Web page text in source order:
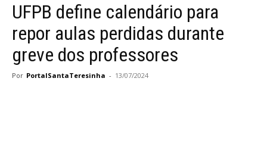
UFPB define calendário para
repor aulas perdidas durante
greve dos professores
Por PortalSantaTeresinha - 13/07/2024